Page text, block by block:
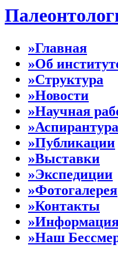
»Главная
»Об
»Структура
»Новости
»Научная
»Аспирантура
»Публикации
»Выставки
»Экспедиции
»Фотогалерея
»Контакты
»Наш